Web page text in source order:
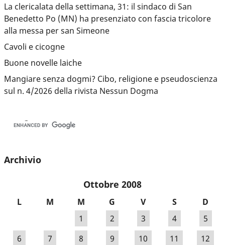
La clericalata della settimana, 31: il sindaco di San
Benedetto Po (MN) ha presenziato con fascia tricolore
alla messa per san Simeone
Cavoli e cicogne
Buone novelle laiche
Mangiare senza dogmi? Cibo, religione e pseudoscienza
sul n. 4/2026 della rivista Nessun Dogma
Archivio
Ottobre 2008
L M M G V S
D
1
2 3 4
5
6
7 8 9 10 11
12